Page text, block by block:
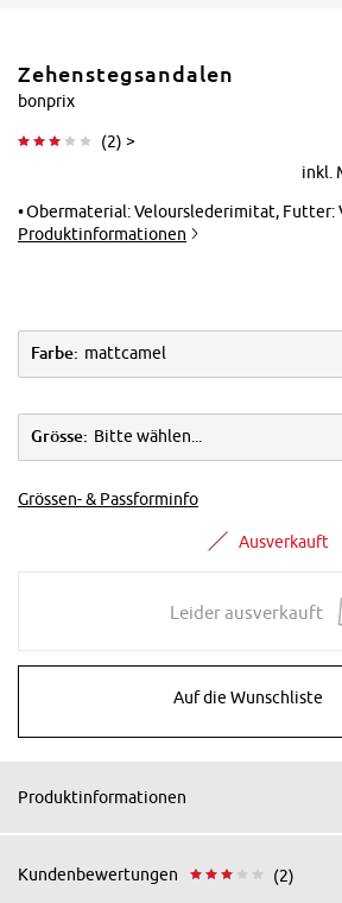
Zehenstegsandalen
bonprix
(2) >
inkl.
Obermaterial: Velourslederimitat, Futter: Velourslederimitat,
Produktinformationen
Farbe: mattcamel
Grösse: Bitte wählen...
Grössen- & Passforminfo
Ausverkauft
Leider ausverkauft
Auf die Wunschliste
Produktinformationen
Kundenbewertungen (2)